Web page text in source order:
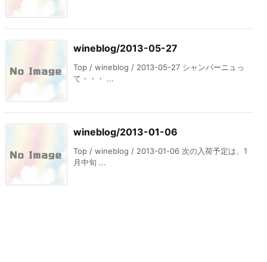
wineblog/2013-05-27
Top / wineblog / 2013-05-27 シャンパーニュっ
て・・・ ...
wineblog/2013-01-06
Top / wineblog / 2013-01-06 次の入荷予定は、1
月中旬 ...